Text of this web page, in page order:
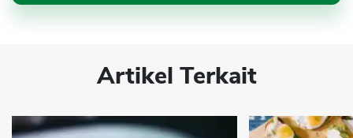
Artikel Terkait